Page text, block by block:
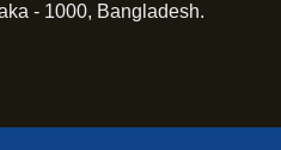
- 1000, Bangladesh.